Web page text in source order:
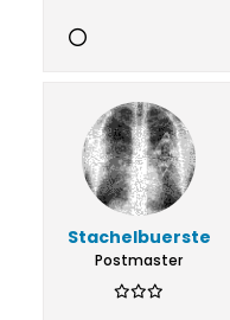
Stachelbuerste
Postmaster